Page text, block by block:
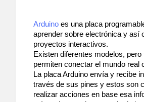
Arduino es una placa
aprender sobre electrónica y así
proyectos interactivos.
Existen diferentes modelos, pero
permiten conectar el mundo real
La placa Arduino envía y recibe
través de sus pines y estos son
realizar acciones en base esa